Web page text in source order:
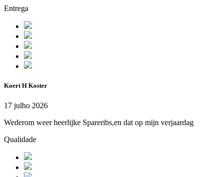
Entrega
Koert H Koster
17 julho 2026
Wederom weer heerlijke Spareribs,en dat op mijn verjaardag
Qualidade